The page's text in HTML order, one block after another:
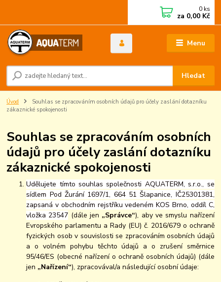
Menu
Hledat
0 ks
za 0,00 Kč
Úvod
Souhlas se zpracováním osobních údajů pro účely zaslání dotazníku
zákaznické spokojenosti
Souhlas se zpracováním osobních
údajů pro účely zaslání dotazníku
zákaznické spokojenosti
Udělujete tímto souhlas společnosti AQUATERM, s.r.o., se
sídlem Pod Žurání 1697/1, 664 51 Šlapanice, IČ25301381,
zapsaná v obchodním rejstříku vedeném KOS Brno, oddíl C,
vložka 23547 (dále jen „Správce“), aby ve smyslu nařízení
Evropského parlamentu a Rady (EU) č. 2016/679 o ochraně
fyzických osob v souvislosti se zpracováním osobních údajů
a o volném pohybu těchto údajů a o zrušení směrnice
95/46/ES (obecné nařízení o ochraně osobních údajů) (dále
jen „Nařízení“), zpracovával/a následující osobní údaje: